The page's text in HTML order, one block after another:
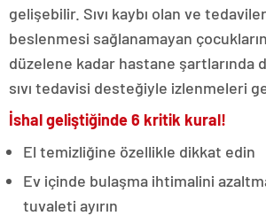
gelişebilir. Sıvı kaybı olan ve
beslenmesi sağlanamayan
düzelene kadar hastane şartlarında
sıvı tedavisi desteğiyle izlenmeleri
İshal geliştiğinde 6 kritik kural!
El temizliğine özellikle dikkat edin
Ev içinde bulaşma ihtimalini
tuvaleti ayırın